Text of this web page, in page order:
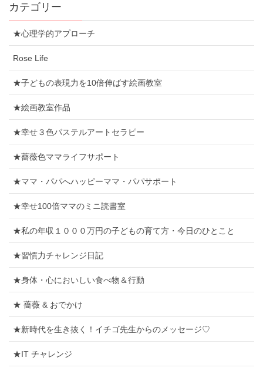
カテゴリー
★心理学的アプローチ
Rose Life
★子どもの表現力を10倍伸ばす絵画教室
★絵画教室作品
★幸せ３色パステルアートセラピー
★薔薇色ママライフサポート
★ママ・パパへハッピーママ・パパサポート
★幸せ100倍ママのミニ読書室
★私の年収１０００万円の子どもの育て方・今日のひとこと
★習慣力チャレンジ日記
★身体・心においしい食べ物＆行動
★ 薔薇 & おでかけ
★新時代を生き抜く！イチゴ先生からのメッセージ♡
★IT チャレンジ